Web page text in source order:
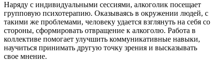
Наряду с индивидуальными сессиями, алкоголик посещает
групповую психотерапию. Оказываясь в окружении людей, с
такими же проблемами, человеку удается взглянуть на себя со
стороны, сформировать отвращение к алкоголю. Работа в
коллективе помогает улучшить коммуникативные навыки,
научиться принимать другую точку зрения и высказывать
свое мнение.